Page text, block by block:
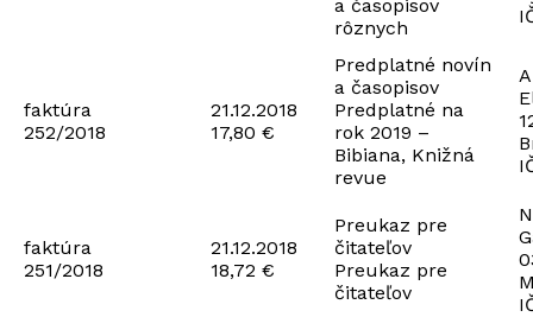
a časopisov
rôznych
faktúra
252/2018
21.12.2018
17,80 €
Predplatné novín
a časopisov
Predplatné na
rok 2019 –
Bibiana, Knižná
revue
faktúra
251/2018
21.12.2018
18,72 €
Preukaz pre
čitateľov
Preukaz pre
čitateľov